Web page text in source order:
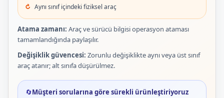
Aynı sınıf içindeki fiziksel araç
Atama zamanı: Araç ve sürücü bilgisi operasyon ataması
tamamlandığında paylaşılır.
Değişiklik güvencesi: Zorunlu değişiklikte aynı veya üst sınıf
araç atanır; alt sınıfa düşürülmez.
🔄Müşteri sorularına göre sürekli ürünleştiriyoruz